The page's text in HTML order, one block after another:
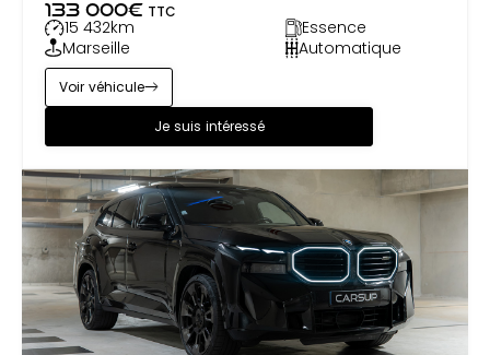
de la lignée 911.
133 000€ TTC
15 432km
Essence
Marseille
Automatique
Je suis intéressé
Voir véhicule